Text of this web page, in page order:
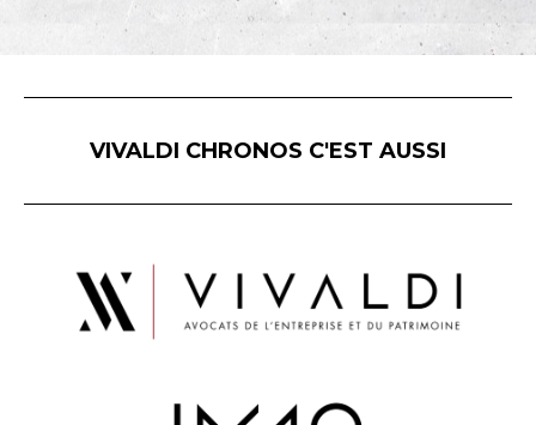
VIVALDI CHRONOS C'EST AUSSI